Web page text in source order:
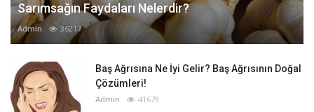
Sarımsağın Faydaları Nelerdir?
Admin 36217
Baş Ağrısına Ne İyi Gelir? Baş Ağrısının Doğal
Çözümleri!
Admin 41679